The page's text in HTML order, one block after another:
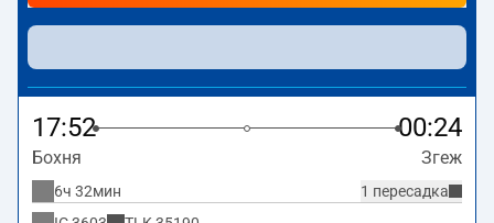
на станции Згеж.
17:52 00:24
Бохня Згеж
1 пересадка
6ч 32мин